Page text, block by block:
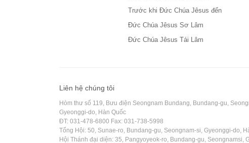
Trước khi Đức Chúa Jêsus đến
Đức Chúa Jêsus Sơ Lâm
Đức Chúa Jêsus Tái Lâm
Liên hệ chúng tôi
Hòm thư số 119, Bưu điện Seongnam Bundang, Bundang-gu,
Gyeonggi-do, Hàn Quốc
ĐT: 031-478-6800 Fax: 031-738-5998
Tổng Hội: 50, Sunae-ro, Bundang-gu, Seongnam-si, Gyeonggi-do,
Hội Thánh đại diện: 35, Pangyoyeok-ro, Bundang-gu, Seongnamsi,